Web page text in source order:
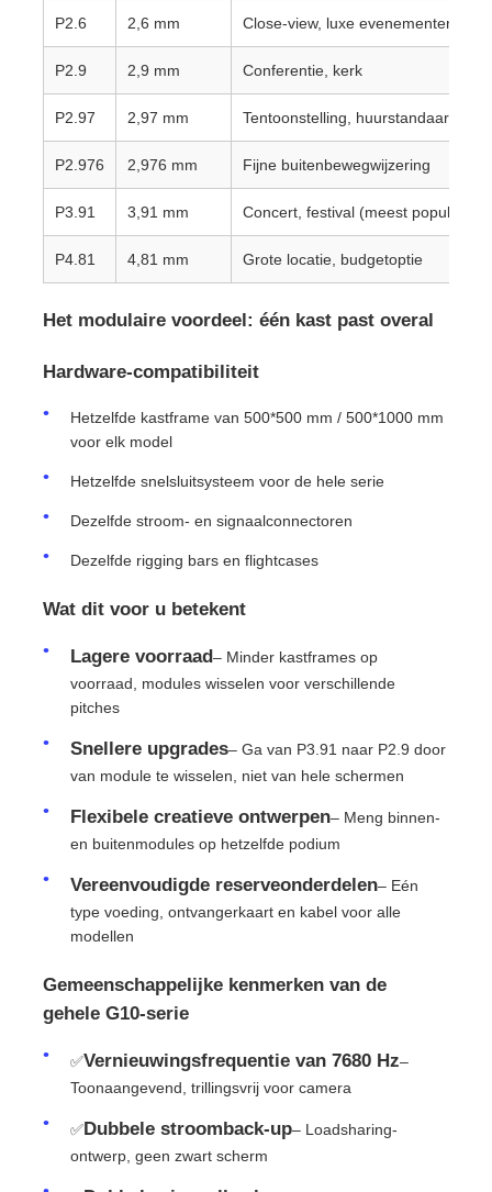
Nieuws
Offerte Aanvragen
Overleg het LEIDENE Scherm
COB LED VIDEO WALL
Transparant LED -display
SMD LED Scherm
Buiten LED-displaybord
Buiten geleid reclamebord
P2.6 2,6 mm Close-view, luxe evenementen
P2.9 2,9 mm Conferentie, kerk
P2.97 2,97 mm Tentoonstelling, huurstandaard
P2.976 2,976 mm Fijne buitenbewegwijzering
P3.91 3,91 mm Concert, festival (meest populair)
P4.81 4,81 mm Grote locatie, budgetoptie
Het modulaire voordeel: één kast past overal
Hardware-compatibiliteit
Hetzelfde kastframe van 500*500 mm / 500*1000 mm
voor elk model
Hetzelfde snelsluitsysteem voor de hele serie
Dezelfde stroom- en signaalconnectoren
Dezelfde rigging bars en flightcases
Wat dit voor u betekent
Lagere voorraad– Minder kastframes op
voorraad, modules wisselen voor verschillende
pitches
Snellere upgrades– Ga van P3.91 naar P2.9 door
van module te wisselen, niet van hele schermen
Flexibele creatieve ontwerpen– Meng binnen-
en buitenmodules op hetzelfde podium
Vereenvoudigde reserveonderdelen– Eén
type voeding, ontvangerkaart en kabel voor alle
modellen
Gemeenschappelijke kenmerken van de
gehele G10-serie
✅Vernieuwingsfrequentie van 7680 Hz–
Toonaangevend, trillingsvrij voor camera
✅Dubbele stroomback-up– Loadsharing-
ontwerp, geen zwart scherm